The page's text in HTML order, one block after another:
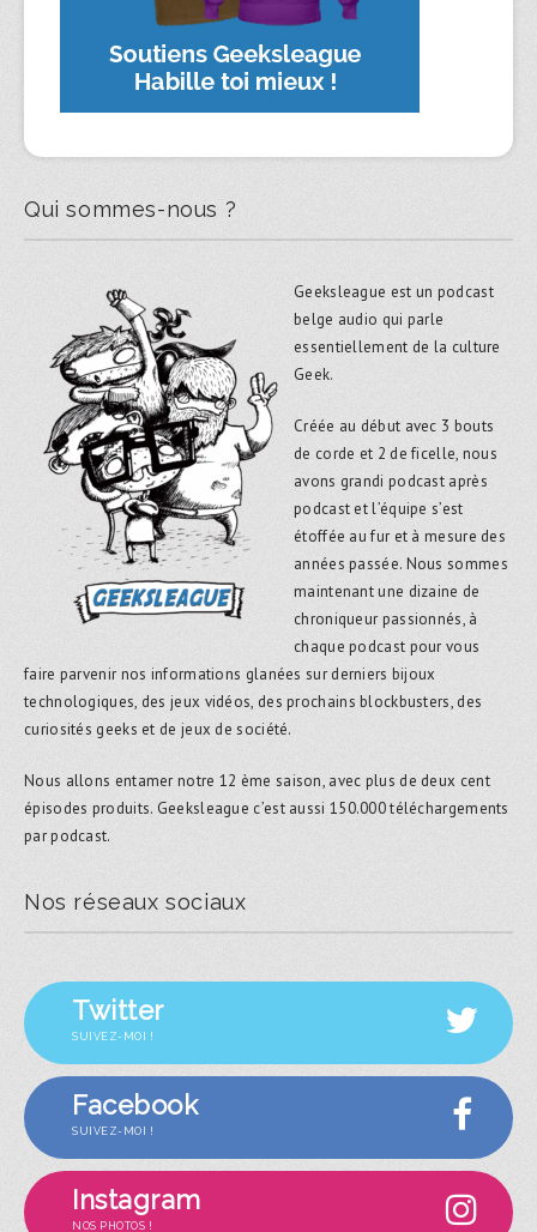
Qui sommes-nous ?
Geeksleague est un podcast
belge audio qui parle
essentiellement de la culture
Geek.
Créée au début avec 3 bouts
de corde et 2 de ficelle, nous
avons grandi podcast après
podcast et l’équipe s’est
étoffée au fur et à mesure des
années passée. Nous sommes
maintenant une dizaine de
chroniqueur passionnés, à
chaque podcast pour vous
faire parvenir nos informations glanées sur derniers bijoux
technologiques, des jeux vidéos, des prochains blockbusters, des
curiosités geeks et de jeux de société.
Nous allons entamer notre 12 ème saison, avec plus de deux cent
épisodes produits. Geeksleague c’est aussi 150.000 téléchargements
par podcast.
Nos réseaux sociaux
Twitter
SUIVEZ-MOI !
Facebook
SUIVEZ-MOI !
Instagram
NOS PHOTOS !